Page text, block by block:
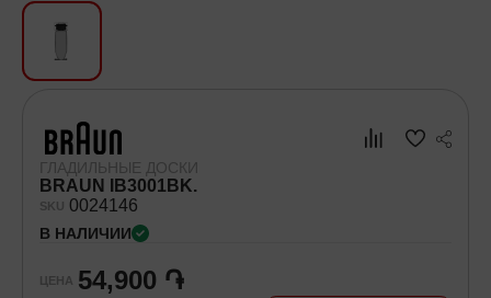
Самокаты и Гироскутеры
ГЛАДИЛЬНЫЕ ДОСКИ
BRAUN IB3001BK.
SKU 0024146
В НАЛИЧИИ
ЦЕНА 54,900 ֏